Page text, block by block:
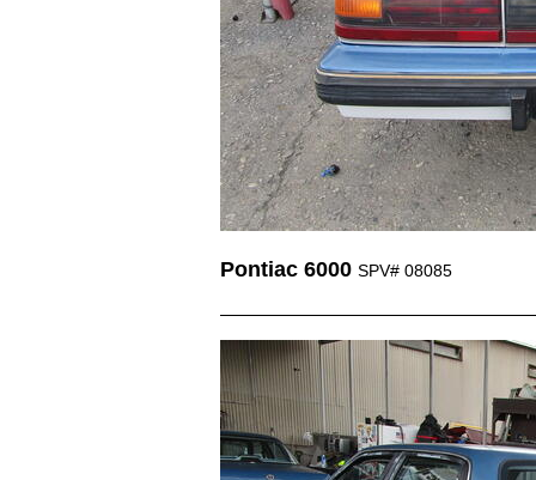
Pontiac 6000 SPV# 08085